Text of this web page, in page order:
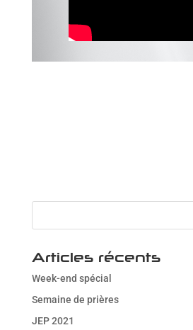
Articles récents
Week-end spécial
Semaine de prières
JEP 2021